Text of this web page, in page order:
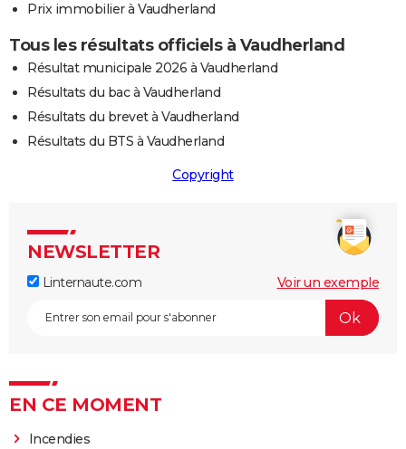
Prix immobilier à Vaudherland
Tous les résultats officiels à Vaudherland
Résultat municipale 2026 à Vaudherland
Résultats du bac à Vaudherland
Résultats du brevet à Vaudherland
Résultats du BTS à Vaudherland
Copyright
NEWSLETTER
Linternaute.com Voir un exemple
EN CE MOMENT
Incendies